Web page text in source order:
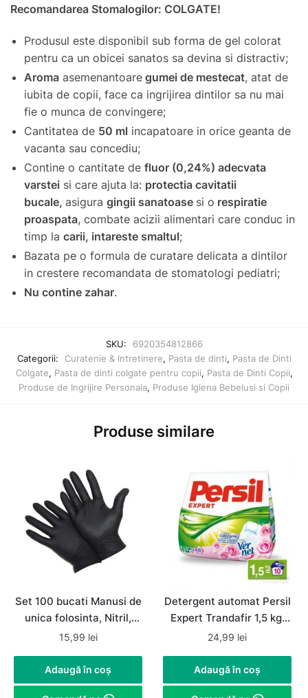
Recomandarea Stomalogilor: COLGATE!
Produsul este disponibil sub forma de gel colorat
pentru ca un obicei sanatos sa devina si distractiv;
Aroma asemenantoare gumei de mestecat, atat de
iubita de copii, face ca ingrijirea dintilor sa nu mai
fie o munca de convingere;
Cantitatea de 50 ml incapatoare in orice geanta de
vacanta sau concediu;
Contine o cantitate de fluor (0,24%) adecvata
varstei si care ajuta la: protectia cavitatii
bucale, asigura gingii sanatoase si o respiratie
proaspata, combate acizii alimentari care conduc in
timp la carii, intareste smaltul;
Bazata pe o formula de curatare delicata a dintilor
in crestere recomandata de stomatologi pediatri;
Nu contine zahar.
SKU:
6920354812866
Categorii:
Curatenie & Intretinere, Pasta de dinti, Pasta de Dinti
Colgate, Pasta de dinti colgate pentru copii, Pasta de Dinti Copii,
Produse de Ingrijire Personala, Produse Igiena Bebelusi si Copii
Produse similare
Set 100 bucati Manusi de
unica folosinta, Nitril,
nepudrate, negre,
15,99 lei
Adaugă în coș
Detergent automat Persil
Expert Trandafir 1,5 kg,
rufe albe si colorate
24,99 lei
Adaugă în coș